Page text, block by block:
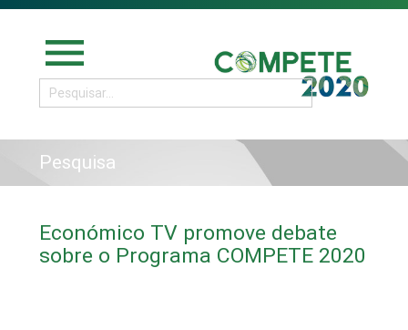
menu
Pesquisa
Económico TV promove debate
sobre o Programa COMPETE 2020